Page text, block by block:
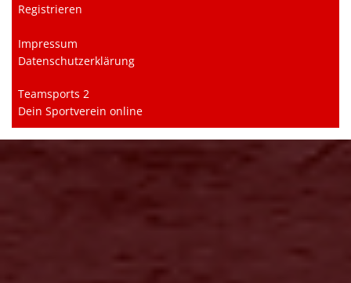
Registrieren
Impressum
Datenschutzerklärung
Teamsports 2
Dein Sportverein online